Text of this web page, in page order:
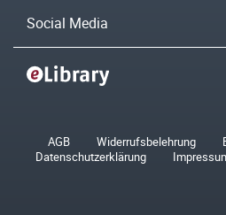
Social Media
AGB Widerrufsbelehrung
Datenschutzerklärung